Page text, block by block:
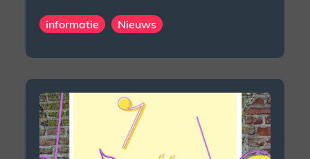
informatie Nieuws